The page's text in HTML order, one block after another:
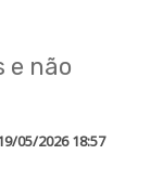
e não
05/2026 18:57